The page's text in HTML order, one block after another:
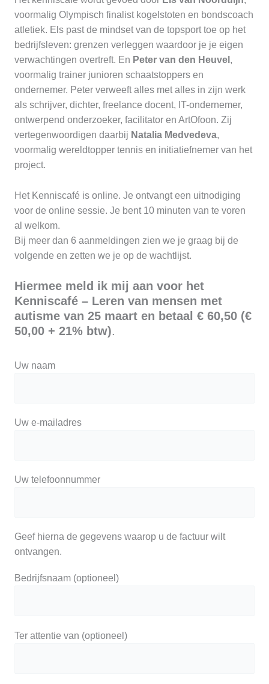
voormalig Olympisch finalist kogelstoten en bondscoach
atletiek. Els past de mindset van de topsport toe op het
bedrijfsleven: grenzen verleggen waardoor je je eigen
verwachtingen overtreft. En Peter van den Heuvel ,
voormalig trainer junioren schaatstoppers en
ondernemer. Peter verweeft alles met alles in zijn werk
als schrijver, dichter, freelance docent, IT-ondernemer,
ontwerpend onderzoeker, facilitator en ArtOfoon. Zij
vertegenwoordigen daarbij Natalia Medvedeva,
voormalig wereldtopper tennis en initiatiefnemer van het
project.
Het Kenniscafé is online. Je ontvangt een uitnodiging
voor de online sessie. Je bent 10 minuten van te voren
al welkom.
Bij meer dan 6 aanmeldingen zien we je graag bij de
volgende en zetten we je op de wachtlijst.
Hiermee meld ik mij aan voor het
Kenniscafé – Leren van mensen met
autisme van 25 maart en betaal € 60,50 (€
50,00 + 21% btw).
Uw naam
Uw e-mailadres
Uw telefoonnummer
Geef hierna de gegevens waarop u de factuur wilt
ontvangen.
Bedrijfsnaam (optioneel)
Ter attentie van (optioneel)